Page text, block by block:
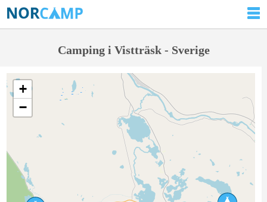
Camping i Vistträsk - Sverige
+
−